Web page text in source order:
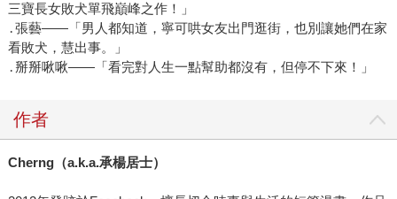
三寶長女敗犬單飛巔峰之作！」
․張藝——「男人都知道，寧可哄女友出門逛街，也別讓她們在家
看敗犬，慧出事。」
․掰掰啾啾——「看完對人生一點幫助都沒有，但停不下來！」
作者
Cherng（a.k.a.承楊居士）